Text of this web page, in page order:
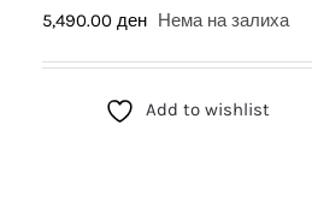
5,490.00 ден Нема на залиха
Add to wishlist